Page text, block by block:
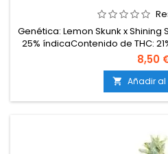
Genética: Lemon Skunk x Shining
25% índicaContenido de THC:
semanasProducción en interior:
exterior: hasta 650 g/
hasta 230 cm en
(limón, lima),
8,50
 Añadir al